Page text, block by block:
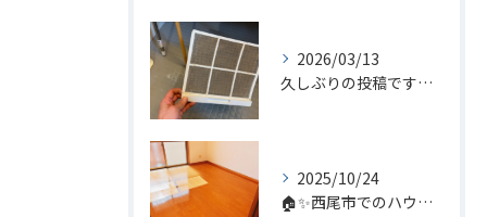
2026/03/13
久しぶりの投稿です😊 今回は家庭内のちょっとしたヒーロー、浴...
2025/10/24
🏠✨西尾市でのハウスクリーニングなら、私たち「あらいぐま」に...